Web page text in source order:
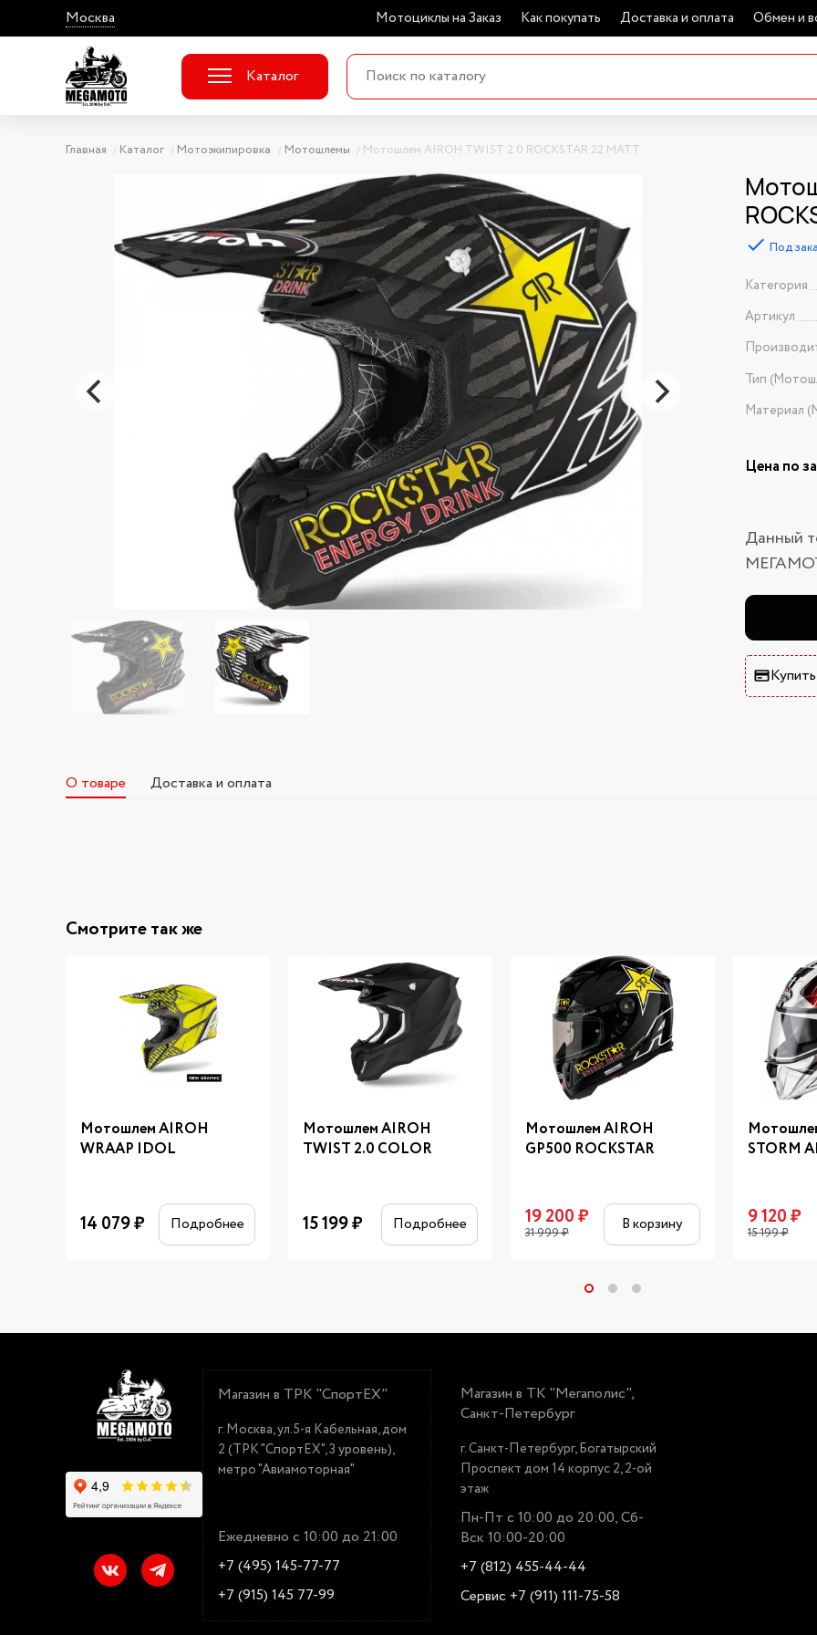
Москва Мотоциклы на Заказ Как покупать Доставка и оплата Обмен и
Каталог
Главная Каталог Мотоэкипировка Мотошлемы Мотошлем AIROH TWIST 2.0 ROCKSTAR 22 MATT
Под
Категория
Артикул
Тип
Материал
Цена по
Данный
О товаре Доставка и оплата
Смотрите так же
Мотошлем AIROH
WRAAP IDOL
14 079₽ Подробнее
Мотошлем AIROH
TWIST 2.0 COLOR
15 199₽ Подробнее
Мотошлем AIROH
GP500 ROCKSTAR
19 200₽
31 999₽ В корзину
STORM
9 120₽
15 199₽
Магазин в ТРК "СпортЕХ"
г. Москва, ул.5-я Кабельная, дом
2 (ТРК "СпортЕХ", 3 уровень),
метро "Авиамоторная"
Ежедневно с 10:00 до 21:00
+7 (495) 145-77-77
+7 (915) 145 77-99
Магазин в ТК "Мегаполис",
Санкт-Петербург
г. Санкт-Петербург, Богатырский
Проспект дом 14 корпус 2, 2-ой
этаж
Пн-Пт с 10:00 до 20:00, Сб-
Вск 10:00-20:00
+7 (812) 455-44-44
Сервис +7 (911) 111-75-58